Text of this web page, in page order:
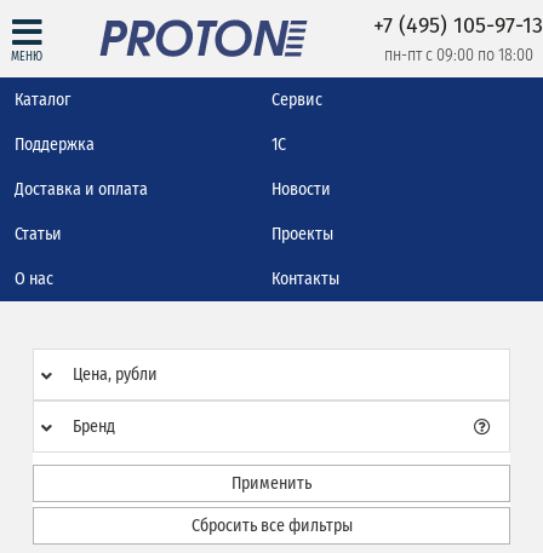
МЕНЮ
+7 (495) 105-97-13
пн-пт с 09:00 по 18:00
Каталог Сервис
Поддержка 1С
Доставка и оплата Новости
Статьи Проекты
О нас Контакты
Цена, рубли
Бренд
Применить
Сбросить все фильтры